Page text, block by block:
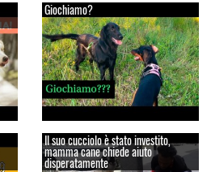
Giochiamo?
Il suo cucciolo è stato investito,
mamma cane chiede aiuto
disperatamente